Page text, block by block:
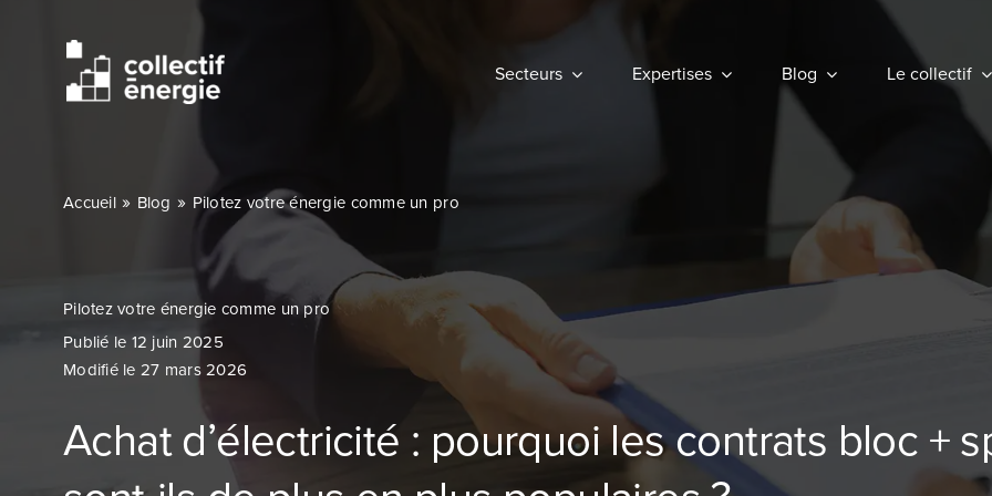
contenu
Secteurs Expertises Blog Le collectif
Secteurs Expertises Blog Le collectif
Accueil» Blog » Pilotez votre énergie comme un pro
Pilotez votre énergie comme un pro
Publié le 12 juin 2025
Modifié le 27 mars 2026
Achat d’électricité : pourquoi les contrats bloc +